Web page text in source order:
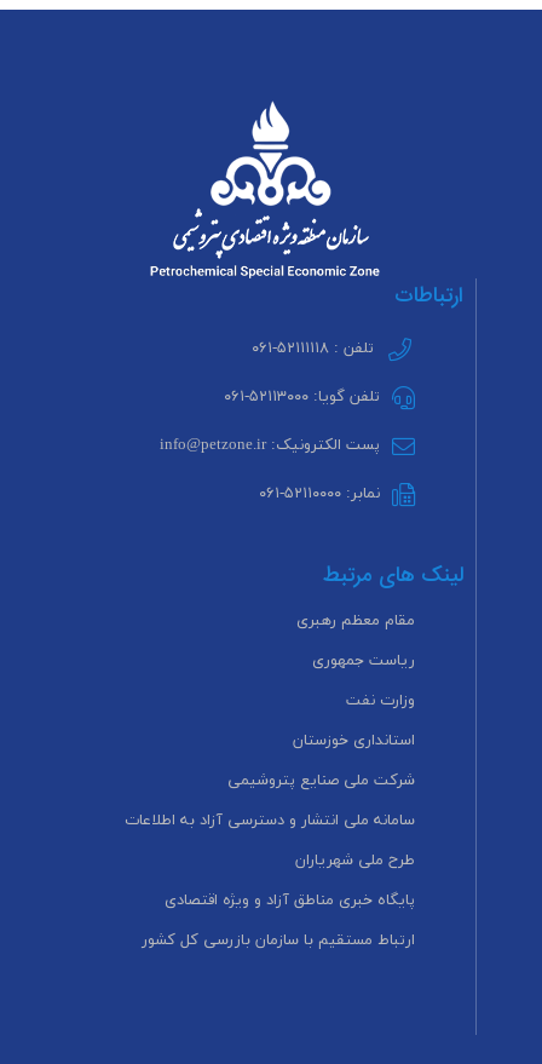
ارتباطات
تلفن : ۵۲۱۱۱۱۱۸-۰۶۱
تلفن گویا: ۵۲۱۱۳۰۰۰-۰۶۱
پست الکترونیک: info@petzone.ir
نمابر: ۵۲۱۱۰۰۰۰-۰۶۱
لینک های مرتبط
مقام معظم رهبری
ریاست جمهوری
وزارت نفت
استانداری خوزستان
شرکت ملی صنایع پتروشیمی
سامانه ملی انتشار و دسترسی آزاد به اطلاعات
طرح ملی شهریاران
پایگاه خبری مناطق آزاد و ویژه اقتصادی
ارتباط مستقیم با سازمان بازرسی کل کشور